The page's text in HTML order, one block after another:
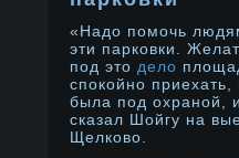
«Надо помочь
эти парковки.
под это дело
спокойно
была под охраной,
сказал Шойгу на
Щелково.